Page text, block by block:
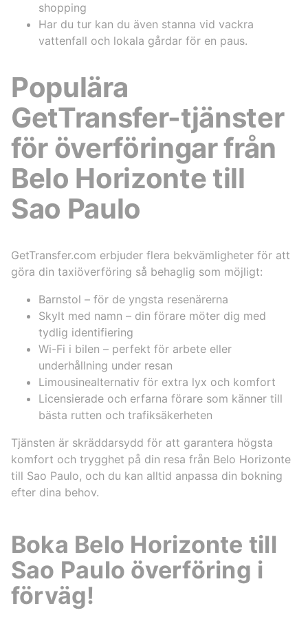
shopping
Har du tur kan du även stanna vid vackra
vattenfall och lokala gårdar för en paus.
Populära
GetTransfer-tjänster
för överföringar från
Belo Horizonte till
Sao Paulo
GetTransfer.com erbjuder flera bekvämligheter för att
göra din taxiöverföring så behaglig som möjligt:
Barnstol – för de yngsta resenärerna
Skylt med namn – din förare möter dig med
tydlig identifiering
Wi-Fi i bilen – perfekt för arbete eller
underhållning under resan
Limousinealternativ för extra lyx och komfort
Licensierade och erfarna förare som känner till
bästa rutten och trafiksäkerheten
Tjänsten är skräddarsydd för att garantera högsta
komfort och trygghet på din resa från Belo Horizonte
till Sao Paulo, och du kan alltid anpassa din bokning
efter dina behov.
Boka Belo Horizonte till
Sao Paulo överföring i
förväg!